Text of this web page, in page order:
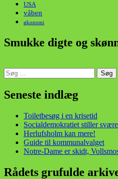
USA
våben
økonomi
Smukke digte og
Søg
efter:
Seneste indlæg
Toiletbesøg i en krisetid
Socialdemokratiet stiller
Herlufsholm kan mere!
Guide til kommunalvalget
Notre-Dame er skidt,
Rådets grufulde